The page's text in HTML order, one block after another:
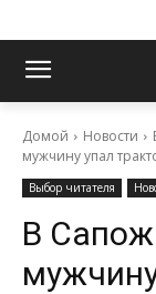
Домой Новости
мужчину упал
Выбор читателя
В